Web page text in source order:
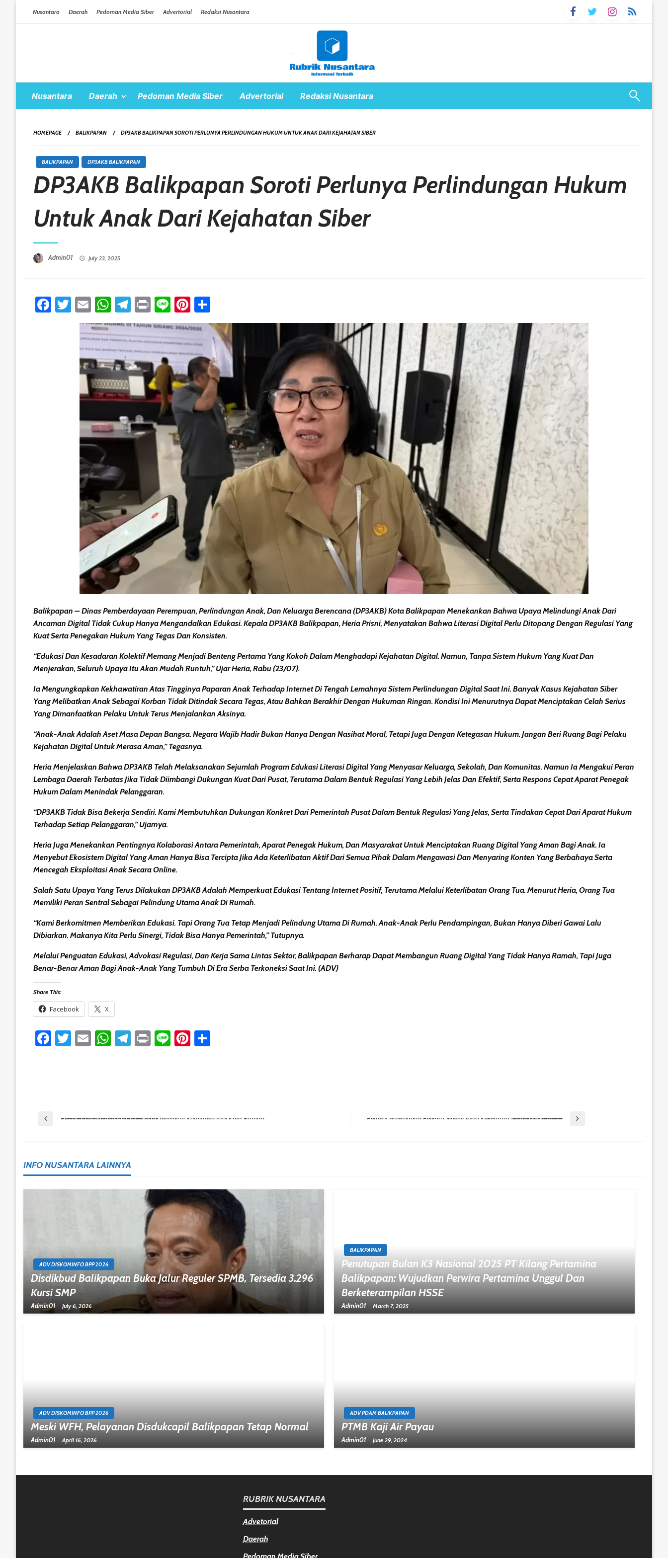
Nusantara Daerah Pedoman Media Siber Advertorial Redaksi Nusantara
Nusantara Daerah Pedoman Media Siber Advertorial Redaksi Nusantara
HOMEPAGE BALIKPAPAN DP3AKB BALIKPAPAN SOROTI PERLUNYA PERLINDUNGAN HUKUM UNTUK ANAK DARI KEJAHATAN SIBER
BALIKPAPAN DP3AKB BALIKPAPAN
DP3AKB Balikpapan Soroti Perlunya Perlindungan Hukum
Untuk Anak Dari Kejahatan Siber
Admin01 July 23, 2025
Facebook
Twitter
EmailWhatsApp
Telegram
PrintLinePinterest
Balikpapan – Dinas Pemberdayaan Perempuan, Perlindungan Anak, Dan Keluarga Berencana (DP3AKB) Kota Balikpapan Menekankan Bahwa Upaya Melindungi Anak Dari
Ancaman Digital Tidak Cukup Hanya Mengandalkan Edukasi. Kepala DP3AKB Balikpapan, Heria Prisni, Menyatakan Bahwa Literasi Digital Perlu Ditopang Dengan Regulasi Yang
Kuat Serta Penegakan Hukum Yang Tegas Dan Konsisten.
“Edukasi Dan Kesadaran Kolektif Memang Menjadi Benteng Pertama Yang Kokoh Dalam Menghadapi Kejahatan Digital. Namun, Tanpa Sistem Hukum Yang Kuat Dan
Menjerakan, Seluruh Upaya Itu Akan Mudah Runtuh,” Ujar Heria, Rabu (23/07).
Ia Mengungkapkan Kekhawatiran Atas Tingginya Paparan Anak Terhadap Internet Di Tengah Lemahnya Sistem Perlindungan Digital Saat Ini. Banyak Kasus Kejahatan Siber
Yang Melibatkan Anak Sebagai Korban Tidak Ditindak Secara Tegas, Atau Bahkan Berakhir Dengan Hukuman Ringan. Kondisi Ini Menurutnya Dapat Menciptakan Celah Serius
Yang Dimanfaatkan Pelaku Untuk Terus Menjalankan Aksinya.
“Anak-Anak Adalah Aset Masa Depan Bangsa. Negara Wajib Hadir Bukan Hanya Dengan Nasihat Moral, Tetapi Juga Dengan Ketegasan Hukum. Jangan Beri Ruang Bagi Pelaku
Kejahatan Digital Untuk Merasa Aman,” Tegasnya.
Heria Menjelaskan Bahwa DP3AKB Telah Melaksanakan Sejumlah Program Edukasi Literasi Digital Yang Menyasar Keluarga, Sekolah, Dan Komunitas. Namun Ia Mengakui Peran
Lembaga Daerah Terbatas Jika Tidak Diimbangi Dukungan Kuat Dari Pusat, Terutama Dalam Bentuk Regulasi Yang Lebih Jelas Dan Efektif, Serta Respons Cepat Aparat Penegak
Hukum Dalam Menindak Pelanggaran.
“DP3AKB Tidak Bisa Bekerja Sendiri. Kami Membutuhkan Dukungan Konkret Dari Pemerintah Pusat Dalam Bentuk Regulasi Yang Jelas, Serta Tindakan Cepat Dari Aparat Hukum
Terhadap Setiap Pelanggaran,” Ujarnya.
Heria Juga Menekankan Pentingnya Kolaborasi Antara Pemerintah, Aparat Penegak Hukum, Dan Masyarakat Untuk Menciptakan Ruang Digital Yang Aman Bagi Anak. Ia
Menyebut Ekosistem Digital Yang Aman Hanya Bisa Tercipta Jika Ada Keterlibatan Aktif Dari Semua Pihak Dalam Mengawasi Dan Menyaring Konten Yang Berbahaya Serta
Mencegah Eksploitasi Anak Secara Online.
Salah Satu Upaya Yang Terus Dilakukan DP3AKB Adalah Memperkuat Edukasi Tentang Internet Positif, Terutama Melalui Keterlibatan Orang Tua. Menurut Heria, Orang Tua
Memiliki Peran Sentral Sebagai Pelindung Utama Anak Di Rumah.
“Kami Berkomitmen Memberikan Edukasi. Tapi Orang Tua Tetap Menjadi Pelindung Utama Di Rumah. Anak-Anak Perlu Pendampingan, Bukan Hanya Diberi Gawai Lalu
Dibiarkan. Makanya Kita Perlu Sinergi, Tidak Bisa Hanya Pemerintah,” Tutupnya.
Melalui Penguatan Edukasi, Advokasi Regulasi, Dan Kerja Sama Lintas Sektor, Balikpapan Berharap Dapat Membangun Ruang Digital Yang Tidak Hanya Ramah, Tapi Juga
Benar-Benar Aman Bagi Anak-Anak Yang Tumbuh Di Era Serba Terkoneksi Saat Ini. (ADV)
Share This:
Facebook X
Facebook
Twitter
EmailWhatsApp
Telegram
PrintLinePinterest
Post
Previous Post Peringatan HAN 2025, Balikpapan Teguhkan Komitmen Jadi Kota Ramah Anak Menuju Indonesia Emas 2045 Next Post Pemkot Balikpapan Perkuat Sinergi Atasi Kekerasan Anak Dan Stunting Berbasis Keluarga
INFO NUSANTARA LAINNYA
ADV DISKOMINFO BPP 2026
Disdikbud Balikpapan Buka Jalur Reguler SPMB, Tersedia 3.296
Kursi SMP
Admin01 July 6, 2026
BALIKPAPAN
Penutupan Bulan K3 Nasional 2025 PT Kilang Pertamina
Balikpapan: Wujudkan Perwira Pertamina Unggul Dan
Berketerampilan HSSE
Admin01 March 7, 2025
ADV DISKOMINFO BPP 2026
Meski WFH, Pelayanan Disdukcapil Balikpapan Tetap Normal
Admin01 April 16, 2026
ADV PDAM BALIKPAPAN
PTMB Kaji Air Payau
Admin01 June 29, 2024
RUBRIK NUSANTARA
Advetorial
Daerah